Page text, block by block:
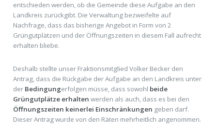
entschieden werden, ob die Gemeinde diese Aufgabe an den
Landkreis zurückgibt. Die Verwaltung bezweifelte auf
Nachfrage, dass das bisherige Angebot in Form von 2
Grüngutplätzen und der Öffnungszeiten in diesem Fall aufrecht
erhalten bliebe.
Deshalb stellte unser Fraktionsmitglied Volker Becker den
Antrag, dass die Rückgabe der Aufgabe an den Landkreis unter
der Bedingungerfolgen müsse, dass sowohl beide
Grüngutplätze erhalten werden als auch, dass es bei den
Öffnungszeiten keinerlei Einschränkungen geben darf.
Dieser Antrag wurde von den Räten mehrheitlich angenommen.